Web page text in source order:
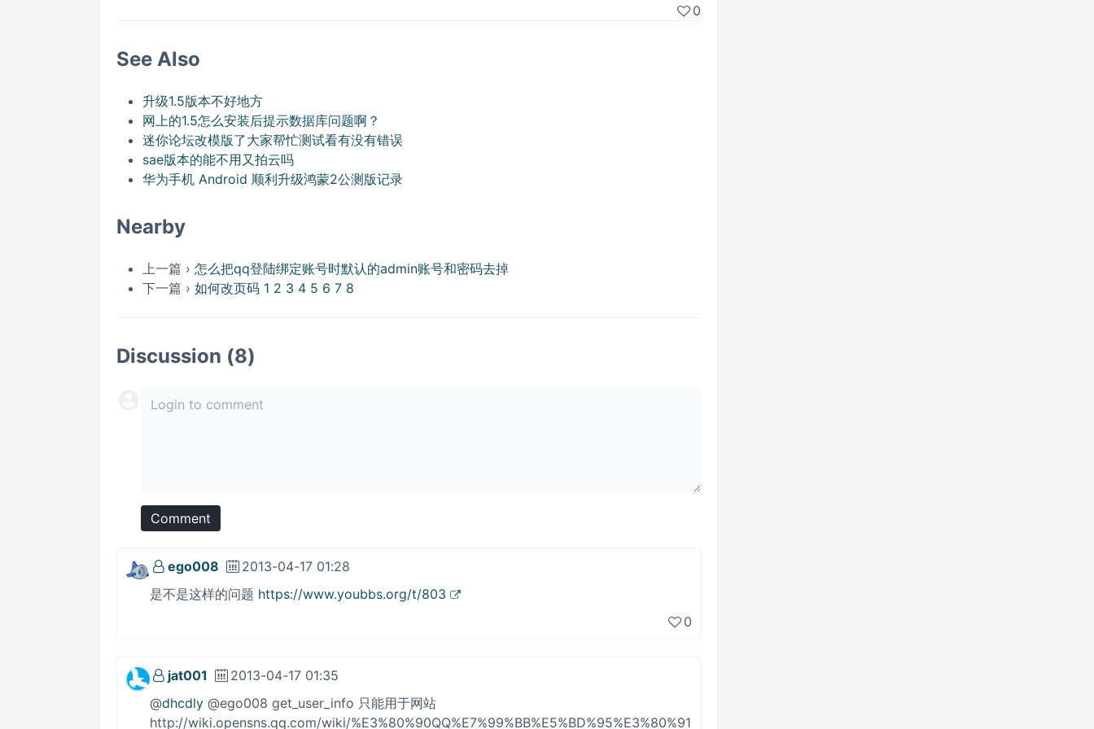
0
See Also
升级1.5版本不好地方
网上的1.5怎么安装后提示数据库问题啊？
迷你论坛改模版了大家帮忙测试看有没有错误
sae版本的能不用又拍云吗
华为手机 Android 顺利升级鸿蒙2公测版记录
Nearby
上一篇 › 怎么把qq登陆绑定账号时默认的admin账号和密码去掉
下一篇 › 如何改页码 1 2 3 4 5 6 7 8
Discussion (8)
Comment
ego008
2013-04-17 01:28
是不是这样的问题 https://www.youbbs.org/t/803
0
jat001
2013-04-17 01:35
@dhcdly @ego008 get_user_info 只能用于网站
http://wiki.opensns.qq.com/wiki/%E3%80%90QQ%E7%99%BB%E5%BD%95%E3%80%91